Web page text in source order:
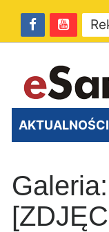
AKTUALNOŚCI